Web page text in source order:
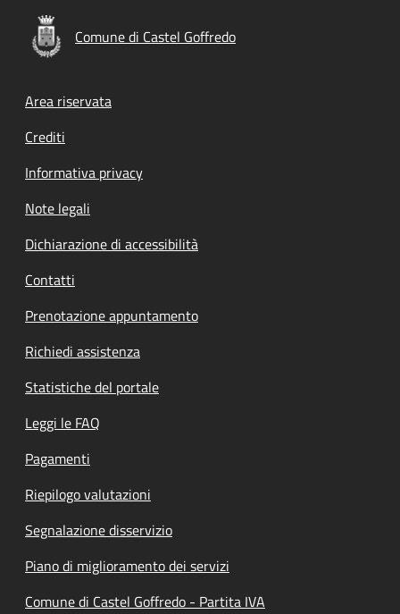
Comune di Castel Goffredo
Footer menu
Area riservata
Crediti
Informativa privacy
Note legali
Dichiarazione di accessibilità
Contatti
Prenotazione appuntamento
Richiedi assistenza
Statistiche del portale
Leggi le FAQ
Pagamenti
Riepilogo valutazioni
Segnalazione disservizio
Piano di miglioramento dei servizi
Comune di Castel Goffredo - Partita IVA